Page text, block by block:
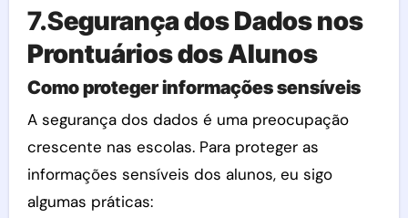
7.Segurança dos Dados nos
Prontuários dos Alunos
Como proteger informações sensíveis
A segurança dos dados é uma preocupação
crescente nas escolas. Para proteger as
informações sensíveis dos alunos, eu sigo
algumas práticas: